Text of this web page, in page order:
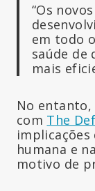
“Os
em todo
saúde de
mais
No entanto,
com The
humana e
motivo de